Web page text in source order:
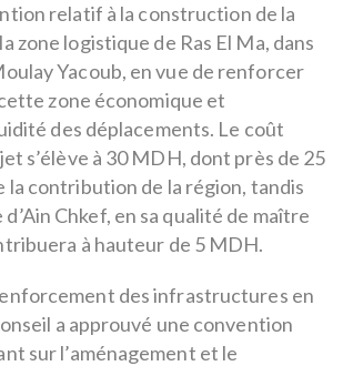
relatif à la construction de la
zone logistique de Ras El Ma, dans
Yacoub, en vue de renforcer
zone économique et
des déplacements. Le coût
s’élève à 30 MDH, dont près de 25
la contribution de la région, tandis
Chkef, en sa qualité de maître
à hauteur de 5 MDH.
des infrastructures en
a approuvé une convention
sur l’aménagement et le